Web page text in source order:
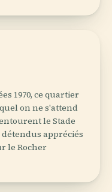
1970, ce quartier
on ne s'attend
le Stade
appréciés
le Rocher